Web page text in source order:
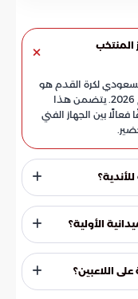
لكرة القدم هو
تعزيز جاهزية اللاعبين لمنافسات كأس العالم 2026. يتضمن هذا
بين الجهاز الفني
ضمن خطة
2026.
الأولية؟
هذه الزيارات جزءًا
على اللاعبين؟